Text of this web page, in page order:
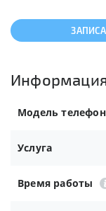
Модель
Услуга
Время работы